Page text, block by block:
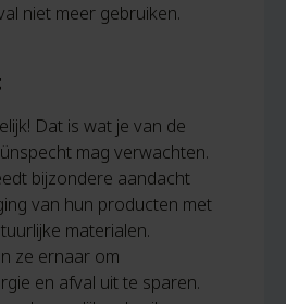
niet meer gebruiken.
Dat is wat je van de
mag verwachten.
bijzondere aandacht
van hun producten met
materialen.
ze ernaar om
en afval uit te sparen.